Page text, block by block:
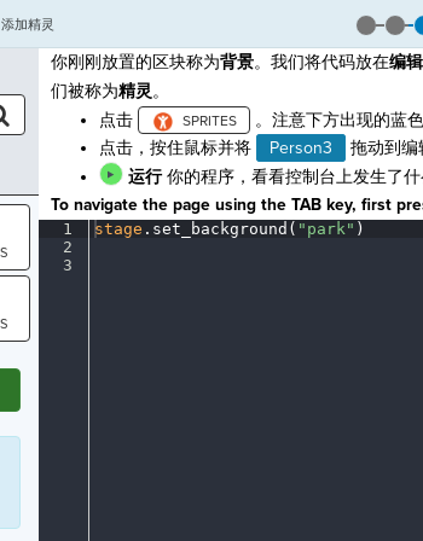
添加精灵
你刚刚放置的区块称为背景。我们将代码放在编
们被称为精灵。
点击
。注意下方出现的蓝色
点击，按住鼠标并将
Person3
拖动到编
运行你的程序，看看控制台上发生了
To navigate the page using the TAB key, first
1
2
3
stage . set_background( "park" )